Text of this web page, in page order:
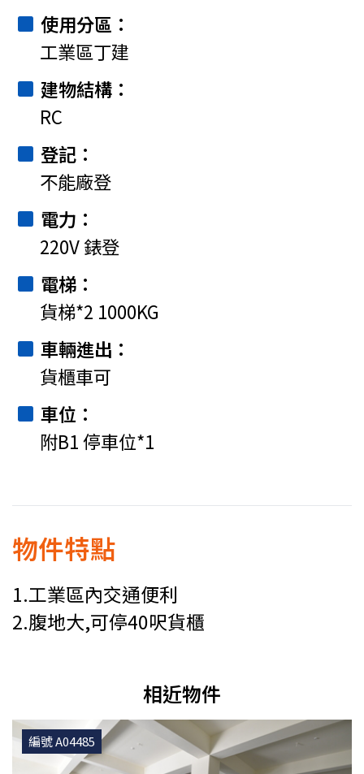
使用分區
工業區丁建
建物結構
RC
登記
不能廠登
電力
220V 錶登
電梯
貨梯*2 1000KG
車輛進出
貨櫃車可
車位
附B1 停車位*1
物件特點
1.工業區內交通便利
2.腹地大,可停40呎貨櫃
相近物件
編號 A04485